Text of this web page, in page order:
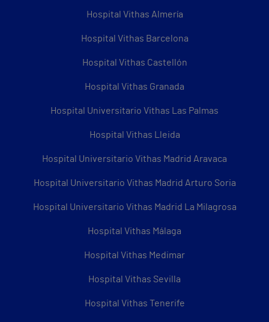
Hospital Vithas Almería
Hospital Vithas Barcelona
Hospital Vithas Castellón
Hospital Vithas Granada
Hospital Universitario Vithas Las Palmas
Hospital Vithas Lleida
Hospital Universitario Vithas Madrid Aravaca
Hospital Universitario Vithas Madrid Arturo Soria
Hospital Universitario Vithas Madrid La Milagrosa
Hospital Vithas Málaga
Hospital Vithas Medimar
Hospital Vithas Sevilla
Hospital Vithas Tenerife